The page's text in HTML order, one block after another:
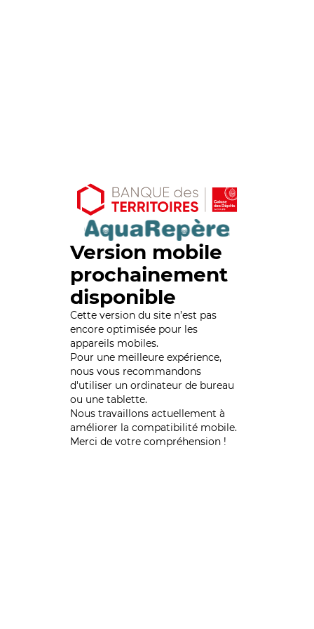
Version mobile
prochainement
disponible
Cette version du site n’est pas
encore optimisée pour les
appareils mobiles.
Pour une meilleure expérience,
nous vous recommandons
d'utiliser un ordinateur de bureau
ou une tablette.
Nous travaillons actuellement à
améliorer la compatibilité mobile.
Merci de votre compréhension !